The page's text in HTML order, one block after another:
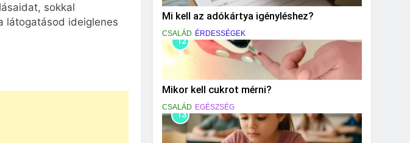
sokkal
látogatásod ideiglenes
Mi kell az adókártya igényléshez?
CSALÁD ÉRDESSÉGEK
12
Mikor kell cukrot mérni?
CSALÁD EGÉSZSÉG
13